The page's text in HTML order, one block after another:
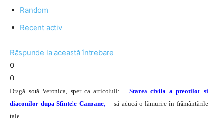
Random
Recent activ
Răspunde la această întrebare
0
0
Dragă soră Veronica, sper ca articolull:
Starea civila a preotilor si
diaconilor dupa Sfintele Canoane,
să aducă o lămurire în frământările
tale.